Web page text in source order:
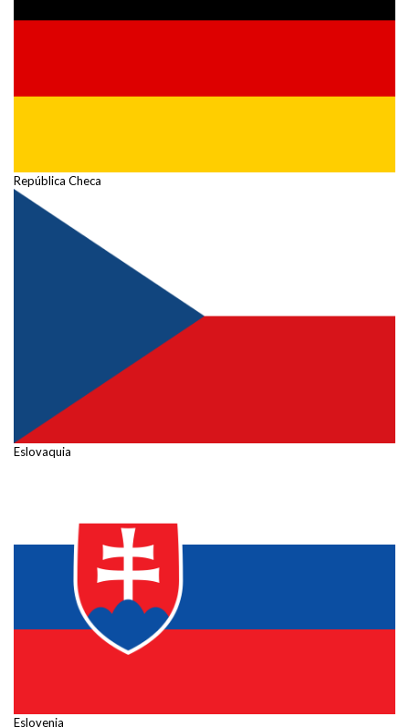
República Checa
Eslovaquia
Eslovenia